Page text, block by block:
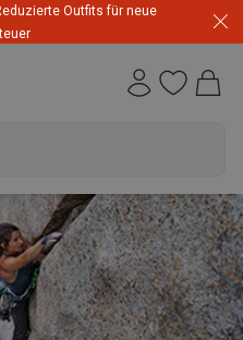
Outfits für neue